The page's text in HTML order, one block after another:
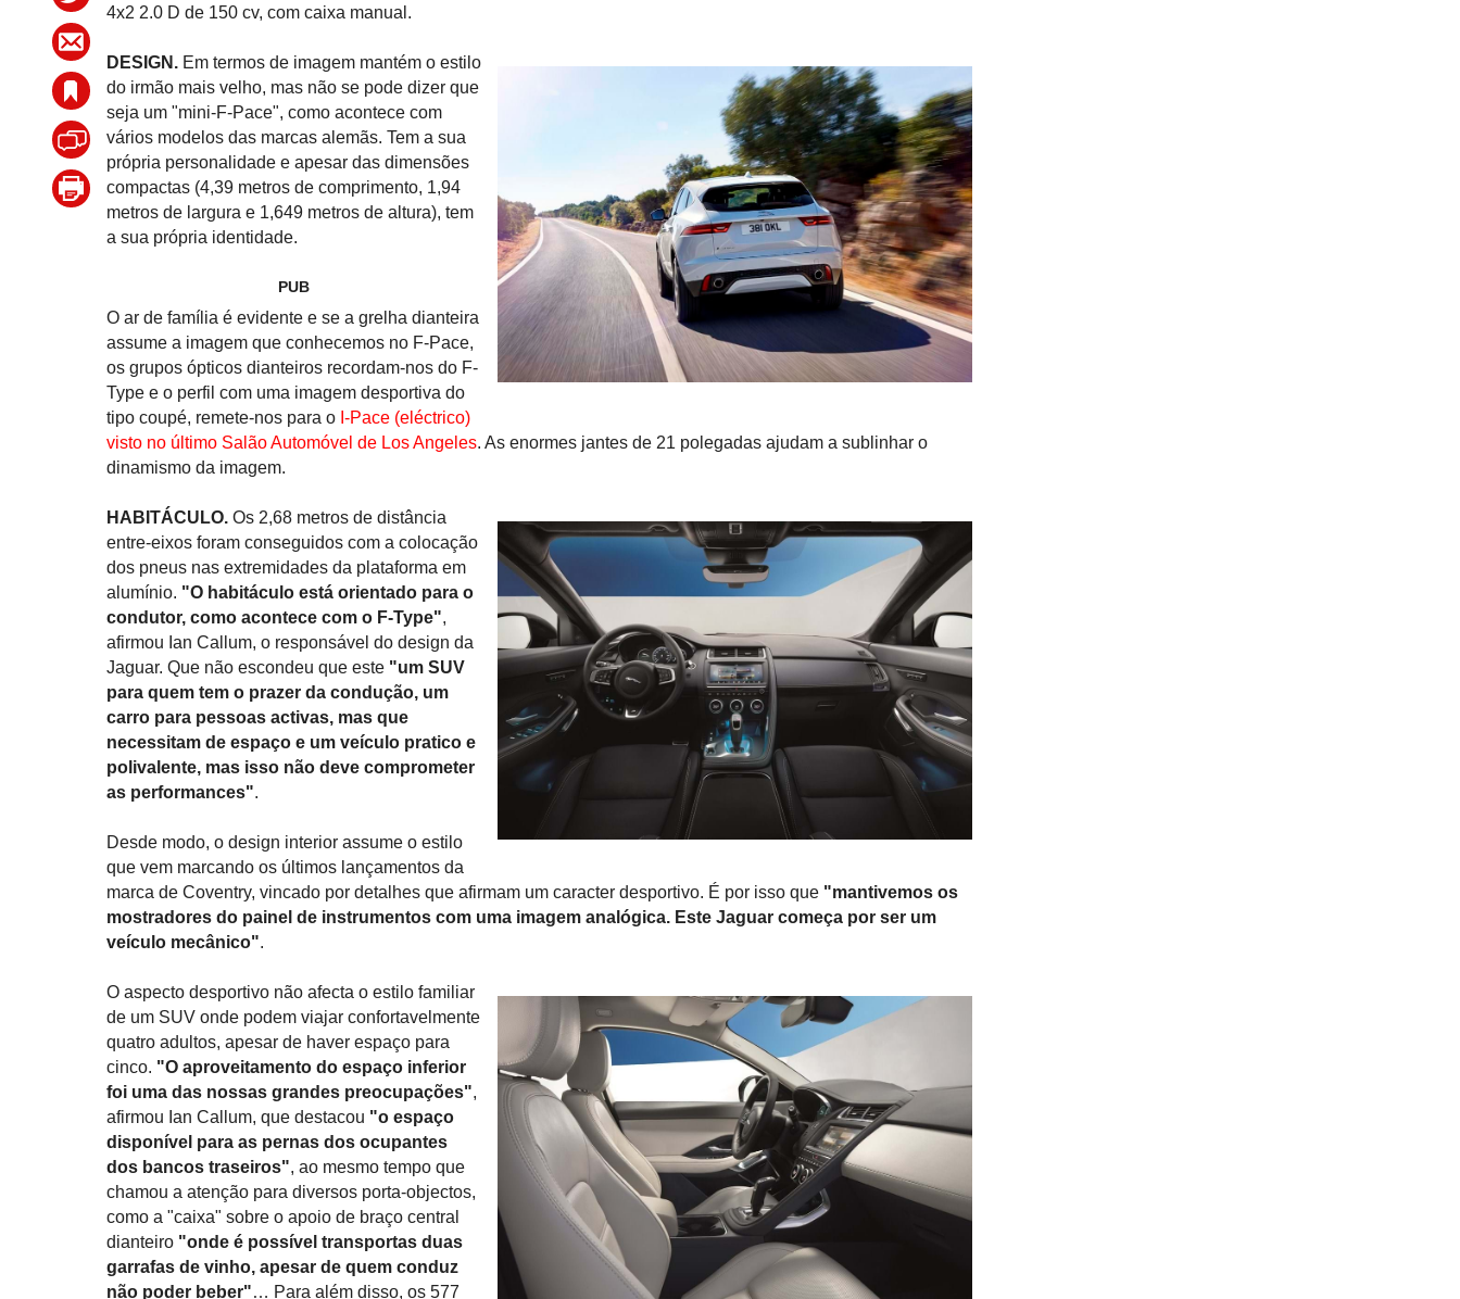
4x2 2.0 D de 150 cv, com caixa manual.
DESIGN. Em termos de imagem mantém o estilo
do irmão mais velho, mas não se pode dizer que
seja um "mini-F-Pace", como acontece com
vários modelos das marcas alemãs. Tem a sua
própria personalidade e apesar das dimensões
compactas (4,39 metros de comprimento, 1,94
metros de largura e 1,649 metros de altura), tem
a sua própria identidade.
PUB
O ar de família é evidente e se a grelha dianteira
assume a imagem que conhecemos no F-Pace,
os grupos ópticos dianteiros recordam-nos do F-
Type e o perfil com uma imagem desportiva do
tipo coupé, remete-nos para o I-Pace (eléctrico)
visto no último Salão Automóvel de Los Angeles. As enormes jantes de 21 polegadas ajudam a sublinhar o
dinamismo da imagem.
HABITÁCULO. Os 2,68 metros de distância
entre-eixos foram conseguidos com a colocação
dos pneus nas extremidades da plataforma em
alumínio. "O habitáculo está orientado para o
condutor, como acontece com o F-Type",
afirmou Ian Callum, o responsável do design da
Jaguar. Que não escondeu que este "um SUV
para quem tem o prazer da condução, um
carro para pessoas activas, mas que
necessitam de espaço e um veículo pratico e
polivalente, mas isso não deve comprometer
as performances".
Desde modo, o design interior assume o estilo
que vem marcando os últimos lançamentos da
marca de Coventry, vincado por detalhes que afirmam um caracter desportivo. É por isso que "mantivemos os
mostradores do painel de instrumentos com uma imagem analógica. Este Jaguar começa por ser um
veículo mecânico".
O aspecto desportivo não afecta o estilo familiar
de um SUV onde podem viajar confortavelmente
quatro adultos, apesar de haver espaço para
cinco. "O aproveitamento do espaço inferior
foi uma das nossas grandes preocupações",
afirmou Ian Callum, que destacou "o espaço
disponível para as pernas dos ocupantes
dos bancos traseiros", ao mesmo tempo que
chamou a atenção para diversos porta-objectos,
como a "caixa" sobre o apoio de braço central
dianteiro "onde é possível transportas duas
garrafas de vinho, apesar de quem conduz
não poder beber"… Para além disso, os 577